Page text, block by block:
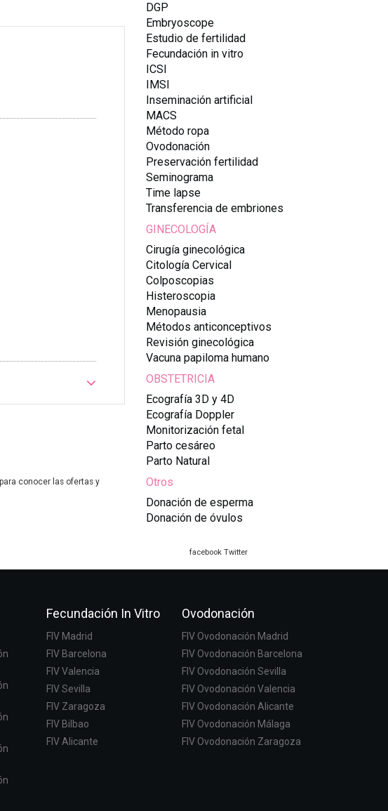
conocer las ofertas y
DGP
Embryoscope
Estudio de fertilidad
Fecundación in vitro
ICSI
IMSI
Inseminación artificial
MACS
Método ropa
Ovodonación
Preservación fertilidad
Seminograma
Time lapse
Transferencia de embriones
GINECOLOGÍA
Cirugía ginecológica
Citología Cervical
Colposcopias
Histeroscopia
Menopausia
Métodos anticonceptivos
Revisión ginecológica
Vacuna papiloma humano
OBSTETRICIA
Ecografía 3D y 4D
Ecografía Doppler
Monitorización fetal
Parto cesáreo
Parto Natural
Otros
Donación de esperma
Donación de óvulos
facebook Twitter
Fecundación In Vitro
FIV Madrid
FIV Barcelona
FIV Valencia
FIV Sevilla
FIV Zaragoza
FIV Bilbao
FIV Alicante
Ovodonación
FIV Ovodonación Madrid
FIV Ovodonación Barcelona
FIV Ovodonación Sevilla
FIV Ovodonación Valencia
FIV Ovodonación Alicante
FIV Ovodonación Málaga
FIV Ovodonación Zaragoza